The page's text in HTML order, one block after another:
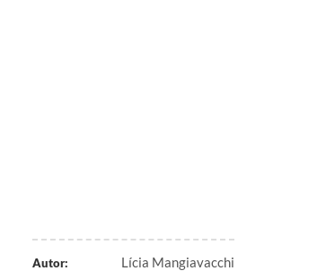
Autor: Lícia Mangiavacchi